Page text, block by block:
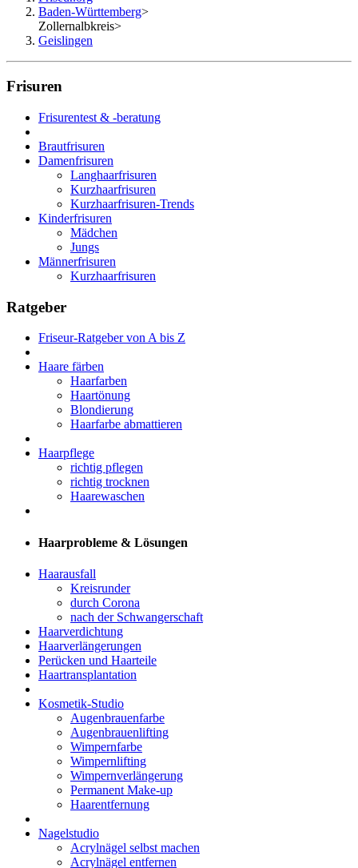
Baden-Württemberg>
Zollernalbkreis>
Geislingen
Frisuren
Frisurentest & -beratung
Brautfrisuren
Damenfrisuren
Langhaarfrisuren
Kurzhaarfrisuren
Kurzhaarfrisuren-Trends
Kinderfrisuren
Mädchen
Jungs
Männerfrisuren
Kurzhaarfrisuren
Ratgeber
Friseur-Ratgeber von A bis Z
Haare färben
Haarfarben
Haartönung
Blondierung
Haarfarbe abmattieren
Haarpflege
richtig pflegen
richtig trocknen
Haarewaschen
Haarprobleme & Lösungen
Haarausfall
Kreisrunder
durch Corona
nach der Schwangerschaft
Haarverdichtung
Haarverlängerungen
Perücken und Haarteile
Haartransplantation
Kosmetik-Studio
Augenbrauenfarbe
Augenbrauenlifting
Wimpernfarbe
Wimpernlifting
Wimpernverlängerung
Permanent Make-up
Haarentfernung
Nagelstudio
Acrylnägel selbst machen
Acrylnägel entfernen